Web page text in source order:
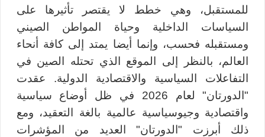
للمستقبل، وهي خطط لا يقتصر تأثيرها على
السياسات الداخلية وحياة المواطن الصيني
ومستقبله فحسب، وإنما أيضا يمتد إلى كافة أنحاء
العالم، بالنظر إلى الموقع الذي تحتله الصين في
التفاعلات السياسية والاقتصادية الدولية. عقدت
"الدورتان" لعام 2026 في ظل أوضاع سياسية
واقتصادية وجيوسياسية عالمية بالغة التعقيد، ومع
ذلك أبرزت "الدورتان" العديد من المؤشرات